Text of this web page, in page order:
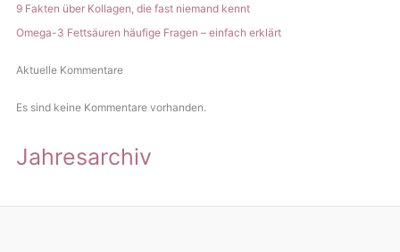
9 Fakten über Kollagen, die fast niemand kennt
Omega-3 Fettsäuren häufige Fragen – einfach erklärt
Aktuelle Kommentare
Es sind keine Kommentare vorhanden.
Jahresarchiv